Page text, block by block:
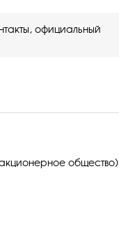
официальный
общество)